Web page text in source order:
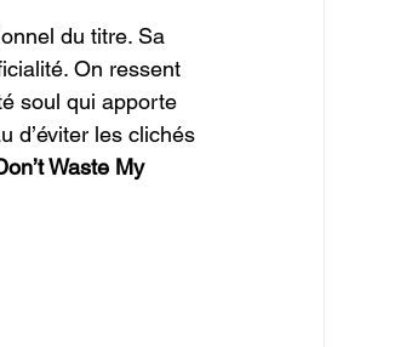
du titre. Sa
On ressent
soul qui apporte
d’éviter les clichés
Waste My